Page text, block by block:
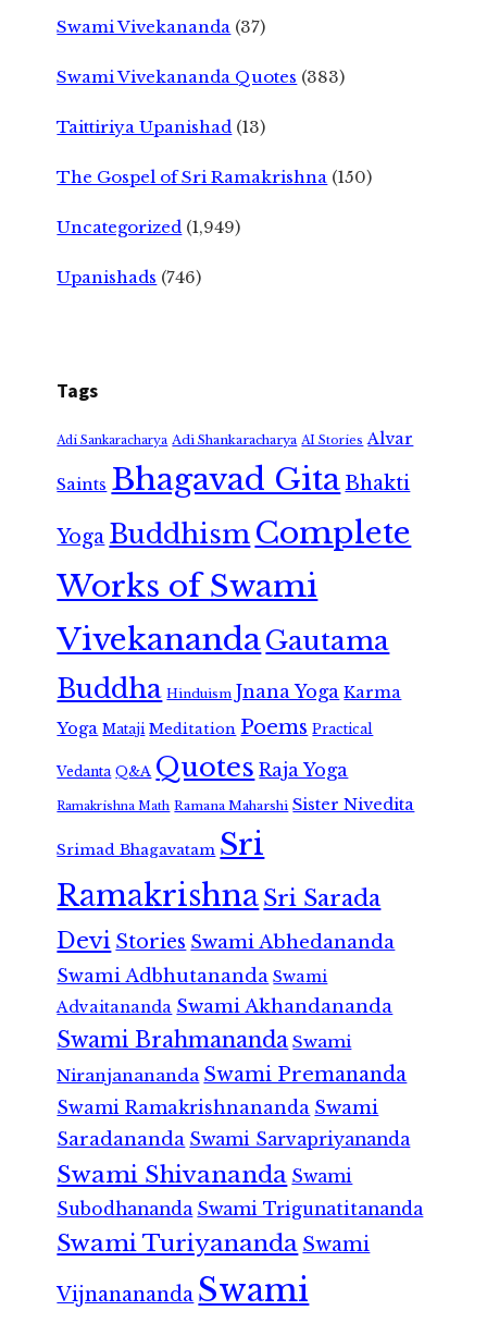
Swami Vivekananda (37)
Swami Vivekananda Quotes (383)
Taittiriya Upanishad (13)
The Gospel of Sri Ramakrishna (150)
Uncategorized (1,949)
Upanishads (746)
Tags
Adi Sankaracharya Adi Shankaracharya AI Stories Alvar
Saints Bhagavad GitaBhakti
Yoga Buddhism Complete
Works of Swami
VivekanandaGautama
Buddha Hinduism Jnana Yoga Karma
Yoga Mataji Meditation Poems Practical
Vedanta Q&A Quotes Raja Yoga
Ramakrishna Math Ramana Maharshi Sister Nivedita
Srimad Bhagavatam Sri
RamakrishnaSri Sarada
Devi Stories Swami Abhedananda
Swami Adbhutananda Swami
Advaitananda Swami Akhandananda
Swami Brahmananda Swami
Niranjanananda Swami Premananda
Swami Ramakrishnananda Swami
Saradananda Swami Sarvapriyananda
Swami Shivananda Swami
Subodhananda Swami Trigunatitananda
Swami Turiyananda Swami
Vijnanananda Swami